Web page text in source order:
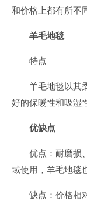
和价格上都有所不
羊毛地毯
特点
羊毛地毯以其
好的保暖性和吸湿
优缺点
优点：耐磨损
域使用，羊毛地毯
缺点：价格相